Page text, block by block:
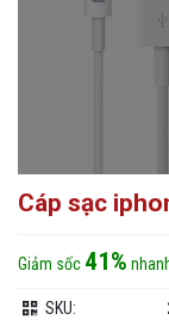
Cáp sạc
Giảm sốc 41%
SKU: